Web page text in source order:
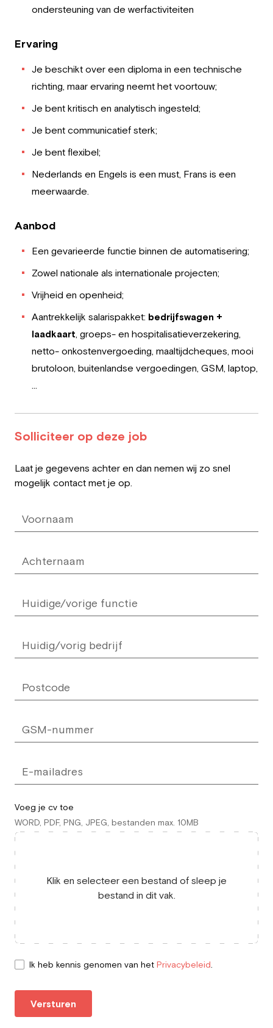
ondersteuning van de werfactiviteiten
Ervaring
Je beschikt over een diploma in een technische
richting, maar ervaring neemt het voortouw;
Je bent kritisch en analytisch ingesteld;
Je bent communicatief sterk;
Je bent flexibel;
Nederlands en Engels is een must, Frans is een
meerwaarde.
Aanbod
Een gevarieerde functie binnen de automatisering;
Zowel nationale als internationale projecten;
Vrijheid en openheid;
Aantrekkelijk salarispakket: bedrijfswagen +
laadkaart, groeps- en hospitalisatieverzekering,
netto- onkostenvergoeding, maaltijdcheques, mooi
brutoloon, buitenlandse vergoedingen, GSM, laptop,
…
Solliciteer op deze job
field
Laat je gegevens achter en dan nemen wij zo snel
mogelijk contact met je op.
Voeg je cv toe
WORD, PDF, PNG, JPEG, bestanden max. 10MB
Klik en selecteer een bestand of sleep je
bestand in dit vak.
Ik heb kennis genomen van het Privacybeleid
Versturen